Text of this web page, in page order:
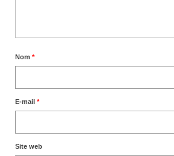
Nom *
E-mail *
Site web